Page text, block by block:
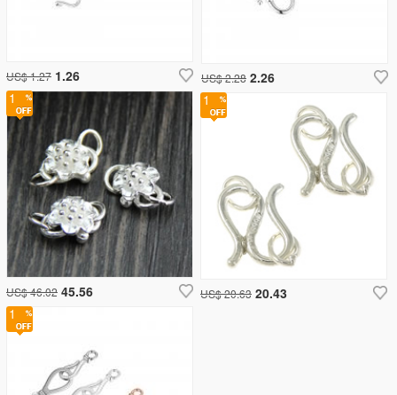
US$ 1.27 1.26 US$ 2.28 2.26
1
1
US$ 46.02 45.56
1
US$ 20.63 20.43